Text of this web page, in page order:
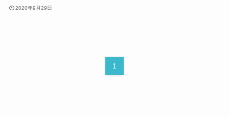
2020年9月29日
1